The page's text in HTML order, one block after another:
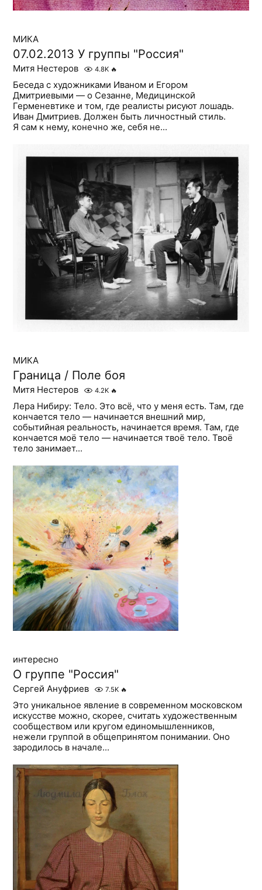
МИКА
07.02.2013 У группы "Россия"
Митя Нестеров 4.8K 🔥
Беседа с художниками Иваном и Егором
Дмитриевыми — о Сезанне, Медицинской
Герменевтике и том, где реалисты рисуют лошадь.
Иван Дмитриев. Должен быть личностный стиль.
Я сам к нему, конечно же, себя не...
МИКА
Граница / Поле боя
Митя Нестеров 4.2K 🔥
Лера Нибиру: Тело. Это всё, что у меня есть. Там, где
кончается тело — начинается внешний мир,
событийная реальность, начинается время. Там, где
кончается моё тело — начинается твоё тело. Твоё
тело занимает...
интересно
О группе "Россия"
Сергей Ануфриев 7.5K 🔥
Это уникальное явление в современном московском
искусстве можно, скорее, считать художественным
сообществом или кругом единомышленников,
нежели группой в общепринятом понимании. Оно
зародилось в начале...